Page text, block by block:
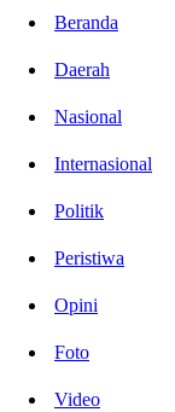
Beranda
Daerah
Nasional
Internasional
Politik
Peristiwa
Opini
Foto
Video